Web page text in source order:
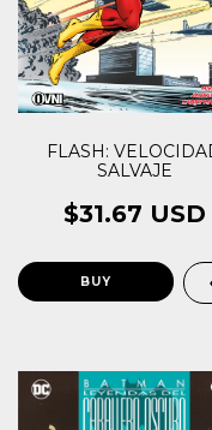
FLASH:
SALVAJE
$31.67 USD